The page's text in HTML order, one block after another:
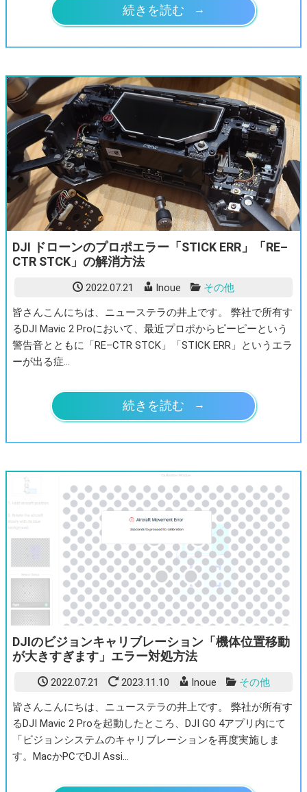
続きを読む
DJI ドローンのプロポエラー「STICK ERR」「RE–
CTR STCK」の解消方法
2022.07.21 Inoue
その他
皆さんこんにちは、ニューステラの井上です。 弊社で所有す
るDJI Mavic 2 Proにおいて、最近プロポからピーピーという
警告音とともに「RE–CTR STCK」「STICK ERR」というエラ
ーが出る症…
続きを読む
DJIのビジョンキャリブレーション「機体位置移動
が大きすぎます」エラー対処方法
2022.07.21 2023.11.10 Inoue
その他
皆さんこんにちは、ニューステラの井上です。 弊社が所有す
るDJI Mavic 2 Proを起動したところ、DJI GO 4アプリ内にて
「ビジョンシステムのキャリブレーションを再度実施しま
す。MacかPCでDJI Assi…